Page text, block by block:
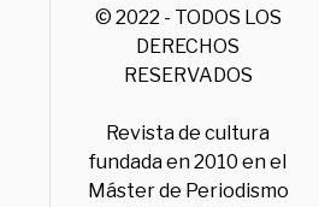
© 2022 - TODOS LOS
DERECHOS
RESERVADOS
Revista de cultura
fundada en 2010 en el
Máster de Periodismo